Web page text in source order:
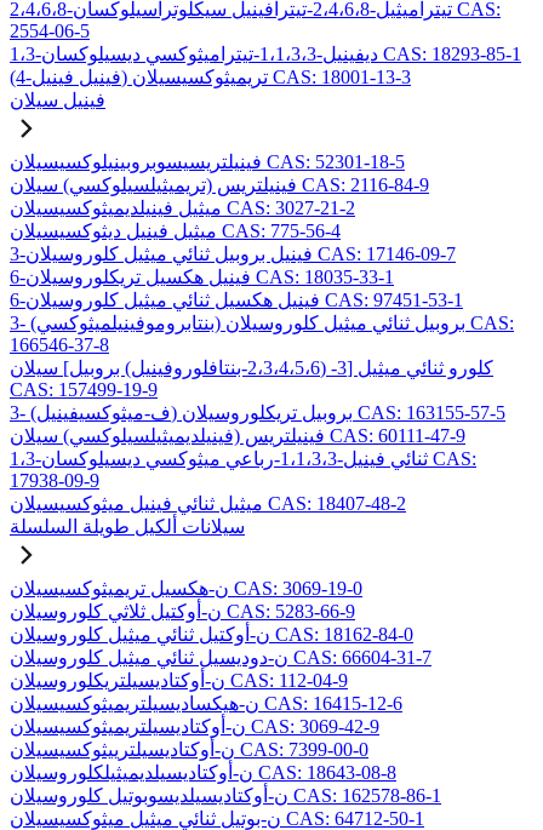
2،4،6،8-تيتراميثيل-2،4،6،8-تيترافينيل سيكلوتراسيلوكسان CAS:
2554-06-5
1،3-ديفينيل-1،1،3،3-تيتراميثوكسي ديسيلوكسان CAS: 18293-85-1
(4-فينيل فينيل) تريميثوكسيسيلان CAS: 18001-13-3
فينيل سيلان
فينيلتريسيسوبروبينيلوكسيسيلان CAS: 52301-18-5
فينيلتريس (تريميثيلسيلوكسي) سيلان CAS: 2116-84-9
ميثيل فينيلديميثوكسيسيلان CAS: 3027-21-2
ميثيل فينيل ديثوكسيسيلان CAS: 775-56-4
3-فينيل بروبيل ثنائي ميثيل كلوروسيلان CAS: 17146-09-7
6-فينيل هكسيل تريكلوروسيلان CAS: 18035-33-1
6-فينيل هكسيل ثنائي ميثيل كلوروسيلان CAS: 97451-53-1
3- (بنتابروموفينيلميثوكسي) بروبيل ثنائي ميثيل كلوروسيلان CAS:
166546-37-8
كلورو ثنائي ميثيل [3- (2،3،4،5،6-بنتافلوروفينيل) بروبيل] سيلان
CAS: 157499-19-9
3- (ف-ميثوكسيفينيل) بروبيل تريكلوروسيلان CAS: 163155-57-5
فينيلتريس (فينيلديميثيلسيلوكسي) سيلان CAS: 60111-47-9
1،3-ثنائي فينيل-1،1،3،3-رباعي ميثوكسي ديسيلوكسان CAS:
17938-09-9
ميثيل ثنائي فينيل ميثوكسيسيلان CAS: 18407-48-2
سيلانات ألكيل طويلة السلسلة
ن-هكسيل تريميثوكسيسيلان CAS: 3069-19-0
ن-أوكتيل ثلاثي كلوروسيلان CAS: 5283-66-9
ن-أوكتيل ثنائي ميثيل كلوروسيلان CAS: 18162-84-0
ن-دوديسيل ثنائي ميثيل كلوروسيلان CAS: 66604-31-7
ن-أوكتاديسيلتريكلوروسيلان CAS: 112-04-9
ن-هيكساديسيلتريميثوكسيسيلان CAS: 16415-12-6
ن-أوكتاديسيلتريميثوكسيسيلان CAS: 3069-42-9
ن-أوكتاديسيلترييثوكسيسيلان CAS: 7399-00-0
ن-أوكتاديسيلديميثيلكلوروسيلان CAS: 18643-08-8
ن-أوكتاديسيلديسوبوتيل كلوروسيلان CAS: 162578-86-1
ن-بوتيل ثنائي ميثيل ميثوكسيسيلان CAS: 64712-50-1